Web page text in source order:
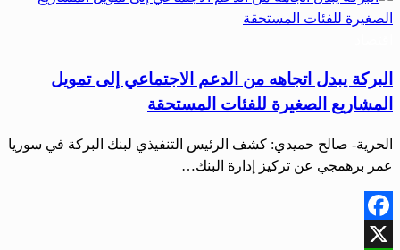
البركة يبدل اتجاهه من الدعم الاجتماعي إلى تمويل
المشاريع الصغيرة للفئات المستحقة
الحرية- صالح حميدي: كشف الرئيس التنفيذي لبنك البركة في سوريا
عمر برهمجي عن تركيز إدارة البنك…
Facebook